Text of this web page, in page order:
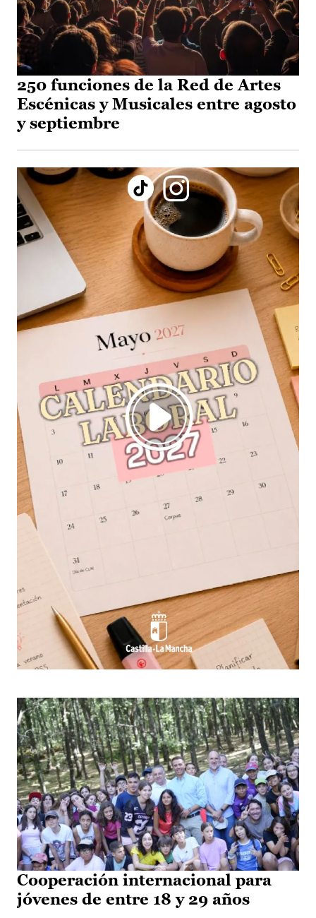
250 funciones de la Red de Artes
Escénicas y Musicales entre agosto
y septiembre
Cooperación internacional para
jóvenes de entre 18 y 29 años